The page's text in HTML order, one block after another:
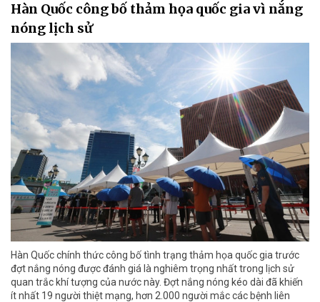
Hàn Quốc công bố thảm họa quốc gia vì nắng
nóng lịch sử
Hàn Quốc chính thức công bố tình trạng thảm họa quốc gia trước
đợt nắng nóng được đánh giá là nghiêm trọng nhất trong lịch sử
quan trắc khí tượng của nước này. Đợt nắng nóng kéo dài đã khiến
ít nhất 19 người thiệt mạng, hơn 2.000 người mắc các bệnh liên